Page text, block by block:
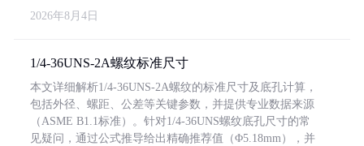
2026年8月4日
1/4-36UNS-2A螺纹标准尺寸
本文详细解析1/4-36UNS-2A螺纹的标准尺寸及底孔计算，
包括外径、螺距、公差等关键参数，并提供专业数据来源
（ASME B1.1标准）。针对1/4-36UNS螺纹底孔尺寸的常
见疑问，通过公式推导给出精确推荐值（Φ5.18mm），并